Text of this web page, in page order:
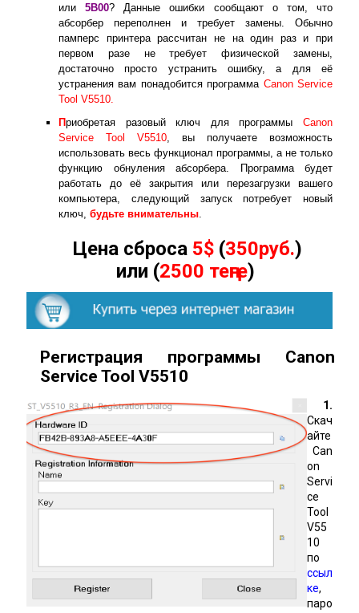
или5B00? Данные ошибки сообщают о том, что
абсорбер переполнен и требует замены. Обычно
памперс принтера рассчитан не на один раз и при
первом разе не требует физической замены,
достаточно просто устранить ошибку, а для её
устранения вам понадобится программа Canon Service
Tool V5510.
Приобретая разовый ключ для программы Canon
Service Tool V5510 , вы получаете возможность
использовать весь функционал программы, а не только
функцию обнуления абсорбера. Программа будет
работать до её закрытия или перезагрузки вашего
компьютера, следующий запуск потребует новый
ключ, будьте внимательны
Цена сброса 5$ (350руб.)
или (2500 теңге)
Регистрация программы Canon
Service Tool V5510
1.
Скач
айте
Can
on
Servi
ce
Tool
V55
10
по
ссыл
ке,
паро